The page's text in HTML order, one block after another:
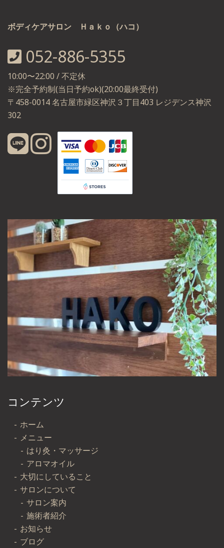
ボディケアサロン Ｈａｋｏ（ハコ）
052-886-5355
10:00〜22:00 / 不定休
※完全予約制(当日予約ok)(20:00最終受付)
〒458-0014 名古屋市緑区神沢３丁目403 レジデンス神沢
302
コンテンツ
ホーム
メニュー
はり灸・マッサージ
アロマオイル
大切にしていること
サロンについて
サロン案内
施術者紹介
お知らせ
ブログ